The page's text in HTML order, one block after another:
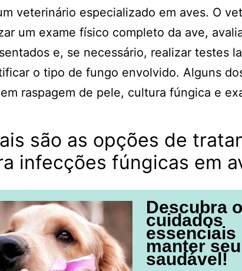
veterinário especializado em aves. O
um exame físico completo da ave,
e, se necessário, realizar testes
o tipo de fungo envolvido. Alguns
raspagem de pele, cultura fúngica e
são as opções de
infecções fúngicas em
Descubra
cuidados
essenciais
manter
saudável!